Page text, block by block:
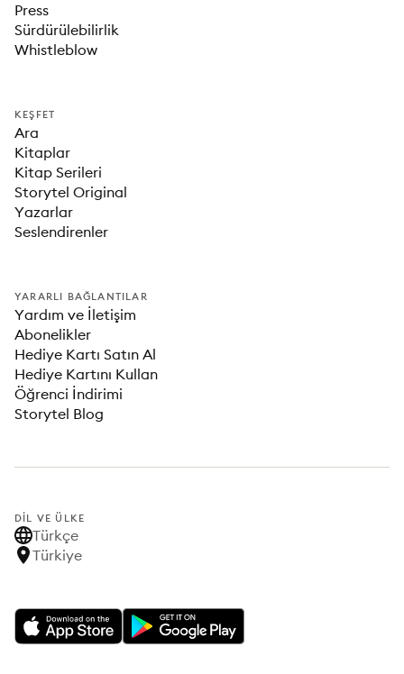
Press
Sürdürülebilirlik
Whistleblow
KEŞFET
Ara
Kitaplar
Kitap Serileri
Storytel Original
Yazarlar
Seslendirenler
YARARLI BAĞLANTILAR
Yardım ve İletişim
Abonelikler
Hediye Kartı Satın Al
Hediye Kartını Kullan
Öğrenci İndirimi
Storytel Blog
DIL VE ÜLKE
Türkçe
Türkiye